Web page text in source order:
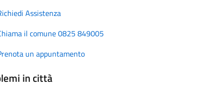
Assistenza
il comune 0825 849005
un appuntamento
in città